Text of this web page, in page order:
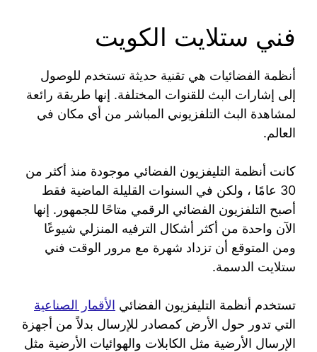
فني ستلايت الكويت
أنظمة الفضائيات هي تقنية حديثة تستخدم للوصول
إلى إشارات البث للقنوات المختلفة. إنها طريقة رائعة
لمشاهدة البث التلفزيوني المباشر من أي مكان في
العالم.
كانت أنظمة التليفزيون الفضائي موجودة منذ أكثر من
30 عامًا ، ولكن في السنوات القليلة الماضية فقط
أصبح التلفزيون الفضائي الرقمي متاحًا للجمهور. إنها
الآن واحدة من أكثر أشكال الترفيه المنزلي شيوعًا
ومن المتوقع أن تزداد شهرة مع مرور الوقت فني
ستلايت الدسمة.
تستخدم أنظمة التليفزيون الفضائي الأقمار الصناعية
التي تدور حول الأرض كمصادر للإرسال بدلاً من أجهزة
الإرسال الأرضية مثل الكابلات والهوائيات الأرضية مثل